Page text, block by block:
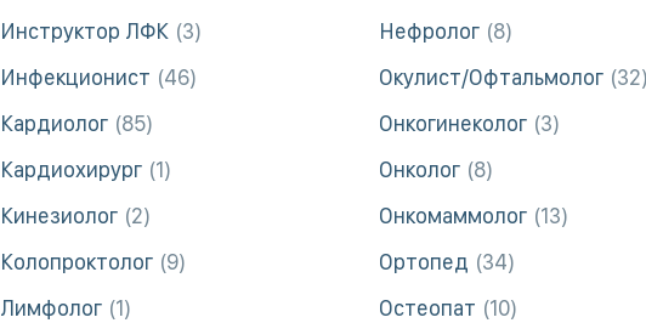
Инструктор ЛФК 3
Инфекционист 46
Кардиолог 85
Кардиохирург 1
Кинезиолог 2
Колопроктолог 9
Лимфолог 1
Нефролог 8
Окулист/Офтальмолог 32
Онкогинеколог 3
Онколог 8
Онкомаммолог 13
Ортопед
34
Остеопат
10